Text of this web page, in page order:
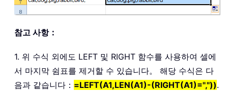
참고 사항：
1. 위 수식 외에도 LEFT 및 RIGHT 함수를 사용하여 셀에
서 마지막 쉼표를 제거할 수 있습니다。 해당 수식은 다
음과 같습니다： =LEFT(A1,LEN(A1)-(RIGHT(A1)=",")).